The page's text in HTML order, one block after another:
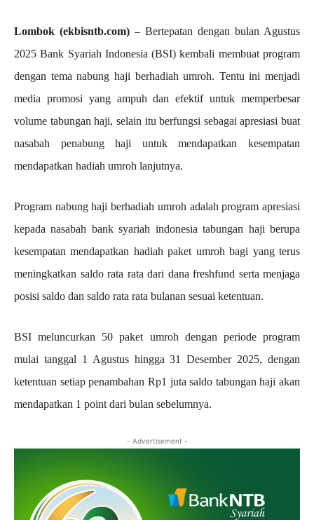
Lombok (ekbisntb.com) – Bertepatan dengan bulan Agustus
2025 Bank Syariah Indonesia (BSI) kembali membuat program
dengan tema nabung haji berhadiah umroh. Tentu ini menjadi
media promosi yang ampuh dan efektif untuk memperbesar
volume tabungan haji, selain itu berfungsi sebagai apresiasi buat
nasabah penabung haji untuk mendapatkan kesempatan
mendapatkan hadiah umroh lanjutnya.
Program nabung haji berhadiah umroh adalah program apresiasi
kepada nasabah bank syariah indonesia tabungan haji berupa
kesempatan mendapatkan hadiah paket umroh bagi yang terus
meningkatkan saldo rata rata dari dana freshfund serta menjaga
posisi saldo dan saldo rata rata bulanan sesuai ketentuan.
BSI meluncurkan 50 paket umroh dengan periode program
mulai tanggal 1 Agustus hingga 31 Desember 2025, dengan
ketentuan setiap penambahan Rp1 juta saldo tabungan haji akan
mendapatkan 1 point dari bulan sebelumnya.
- Advertisement -